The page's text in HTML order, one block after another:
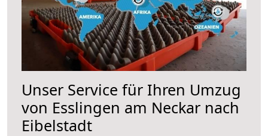
Unser Service für Ihren Umzug
von Esslingen am Neckar nach
Eibelstadt